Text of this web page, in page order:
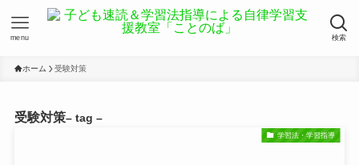
検索
menu
ホーム 受験対策
受験対策– tag –
学習法・学習指導